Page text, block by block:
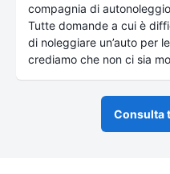
compagnia di
Tutte domande a cui è
di noleggiare un’auto per
crediamo che non ci sia
Consulta